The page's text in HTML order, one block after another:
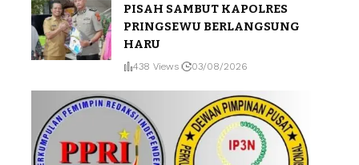
PISAH SAMBUT KAPOLRES
PRINGSEWU BERLANGSUNG
HARU
438 Views 03/08/2026